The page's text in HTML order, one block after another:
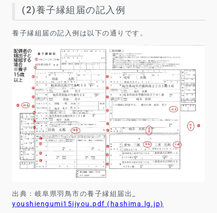
(2)養子縁組届の記入例
養子縁組届の記入例は以下の通りです。
出典：岐阜県羽鳥市の養子縁組届出_
youshiengumi15ijyou.pdf (hashima.lg.jp)